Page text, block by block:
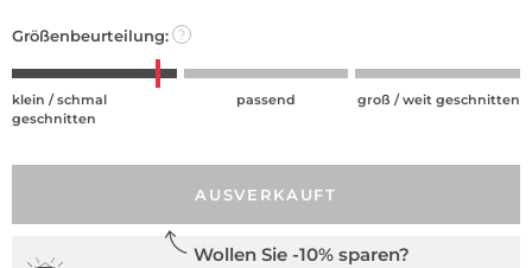
Größenbeurteilung: ?
klein / schmal
geschnitten
passend groß / weit geschnitten
AUSVERKAUFT
Wollen Sie -10% sparen?